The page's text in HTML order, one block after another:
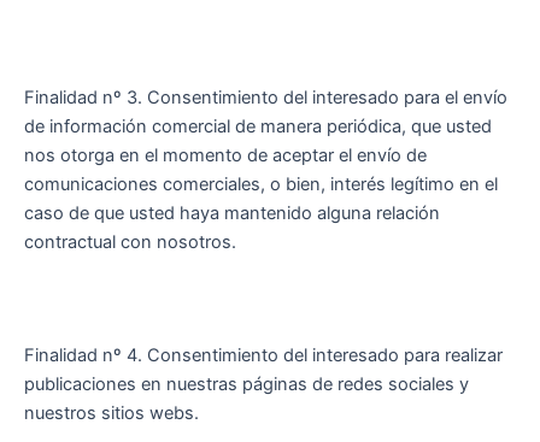
Finalidad nº 3. Consentimiento del interesado para el envío
de información comercial de manera periódica, que usted
nos otorga en el momento de aceptar el envío de
comunicaciones comerciales, o bien, interés legítimo en el
caso de que usted haya mantenido alguna relación
contractual con nosotros.
Finalidad nº 4. Consentimiento del interesado para realizar
publicaciones en nuestras páginas de redes sociales y
nuestros sitios webs.